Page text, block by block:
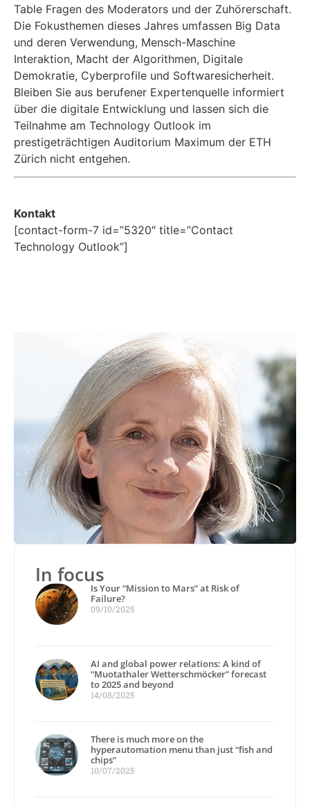
Table Fragen des Moderators und der Zuhörerschaft.
Die Fokusthemen dieses Jahres umfassen Big Data
und deren Verwendung, Mensch-Maschine
Interaktion, Macht der Algorithmen, Digitale
Demokratie, Cyberprofile und Softwaresicherheit.
Bleiben Sie aus berufener Expertenquelle informiert
über die digitale Entwicklung und lassen sich die
Teilnahme am Technology Outlook im
prestigeträchtigen Auditorium Maximum der ETH
Zürich nicht entgehen.
Kontakt
[contact-form-7 id=”5320″ title=”Contact
Technology Outlook”]
In focus
Is Your “Mission to Mars” at Risk of
Failure?
09/10/2025
AI and global power relations: A kind of
“Muotathaler Wetterschmöcker” forecast
to 2025 and beyond
14/08/2025
There is much more on the
hyperautomation menu than just “fish and
chips”
10/07/2025